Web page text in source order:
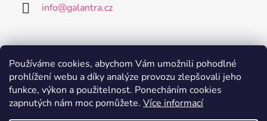
Používáme cookies, abychom Vám umožnili pohodlné
prohlížení webu a díky analýze provozu zlepšovali jeho
funkce, výkon a použitelnost. Ponecháním cookies
zapnutých nám moc pomůžete. Více informací
info@galantra.cz
Nákupní košík